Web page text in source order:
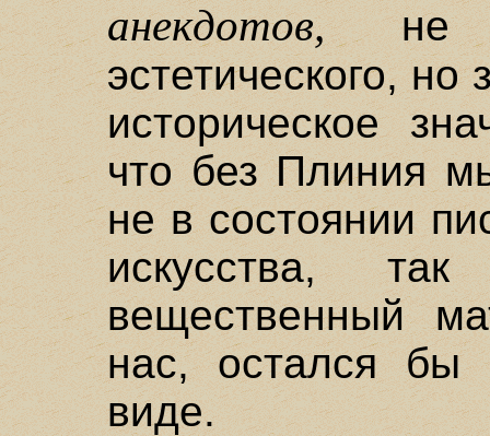
анекдотов,не
эстетического,
историческое
что без Плиния
не в состоянии
искусства,
вещественный
нас, остался бы
виде.